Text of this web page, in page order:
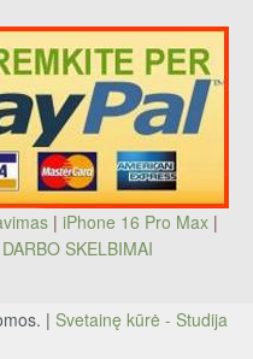
| iPhone 16 Pro Max|
DARBO SKELBIMAI
| Svetainę kūrė - Studija